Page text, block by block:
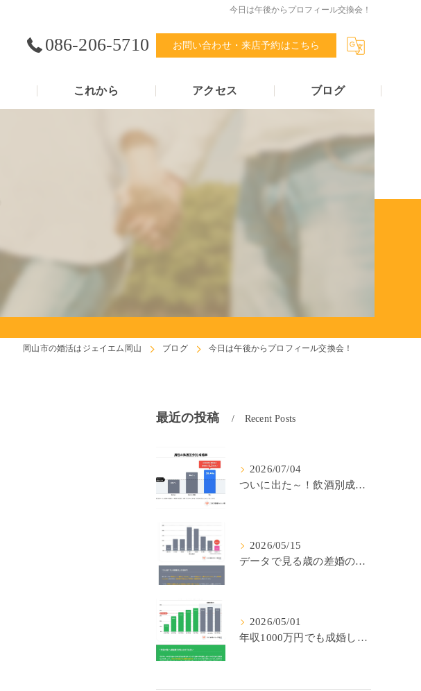
今日は午後からプロフィール交換会！
086-206-5710 お問い合わせ・来店予約はこちら
これから アクセス ブログ
岡山市の婚活はジェイエム岡山 ブログ 今日は午後からプロフィール交換会！
最近の投稿 Recent Posts
2026/07/04
ついに出た～！飲酒別成婚率(IBJ)！
2026/05/15
データで見る歳の差婚の確率の低さ。
2026/05/01
年収1000万円でも成婚しやすいとは限らない? 「年収帯別の成婚率」のリアル